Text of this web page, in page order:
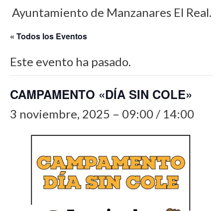
Ayuntamiento de Manzanares El Real.
« Todos los Eventos
Este evento ha pasado.
CAMPAMENTO «DÍA SIN COLE»
3 noviembre, 2025 – 09:00 / 14:00